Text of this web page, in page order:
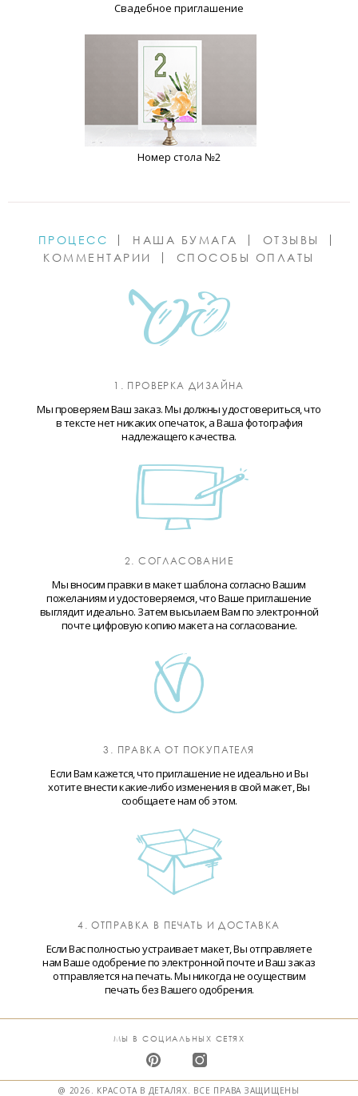
Свадебное приглашение
Номер стола №2
ПРОЦЕСС НАША БУМАГА
ОТЗЫВЫ
КОММЕНТАРИИ
СПОСОБЫ ОПЛАТЫ
1. ПРОВЕРКА ДИЗАЙНА
Мы проверяем Ваш заказ. Мы должны удостовериться, что
в тексте нет никаких опечаток, а Ваша фотография
надлежащего качества.
2. СОГЛАСОВАНИЕ
Мы вносим правки в макет шаблона согласно Вашим
пожеланиям и удостоверяемся, что Ваше приглашение
выглядит идеально. Затем высылаем Вам по электронной
почте цифровую копию макета на согласование.
3. ПРАВКА ОТ ПОКУПАТЕЛЯ
Если Вам кажется, что приглашение не идеально и Вы
хотите внести какие-либо изменения в свой макет, Вы
сообщаете нам об этом.
4. ОТПРАВКА В ПЕЧАТЬ И ДОСТАВКА
Если Вас полностью устраивает макет, Вы отправляете
нам Ваше одобрение по электронной почте и Ваш заказ
отправляется на печать. Мы никогда не осуществим
печать без Вашего одобрения.
МЫ В СОЦИАЛЬНЫХ СЕТЯХ
@ 2026. КРАСОТА В ДЕТАЛЯХ. ВСЕ ПРАВА ЗАЩИЩЕНЫ